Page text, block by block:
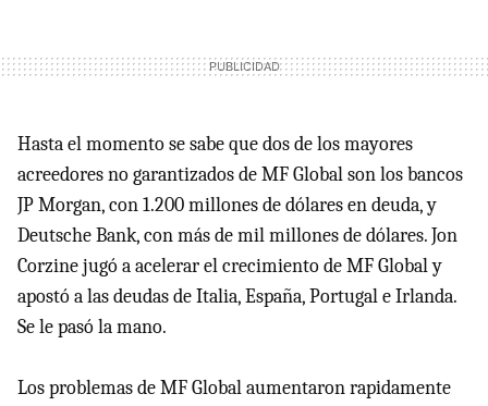
Hasta el momento se sabe que dos de los mayores
acreedores no garantizados de MF Global son los bancos
JP Morgan, con 1.200 millones de dólares en deuda, y
Deutsche Bank, con más de mil millones de dólares. Jon
Corzine jugó a acelerar el crecimiento de MF Global y
apostó a las deudas de Italia, España, Portugal e Irlanda.
Se le pasó la mano.
Los problemas de MF Global aumentaron rapidamente